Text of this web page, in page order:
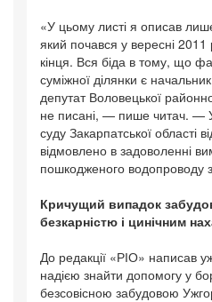
«У цьому листі я описав
який почався у вересні
кінця. Вся біда в тому, що
суміжної ділянки є
депутат Воловецької
не писані, — пише читач. —
суду Закарпатської області
відмовлено в задоволенні
пошкодженого водопроводу
Кричущий випадок
безкарністю і цинічним
До редакції «РІО» написав
надією знайти допомогу у
безсовісною забудовою